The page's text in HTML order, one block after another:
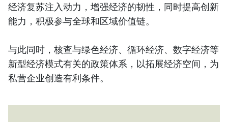
经济复苏注入动力，增强经济的韧性，同时提高创新
能力，积极参与全球和区域价值链。
与此同时，核查与绿色经济、循环经济、数字经济等
新型经济模式有关的政策体系，以拓展经济空间，为
私营企业创造有利条件。